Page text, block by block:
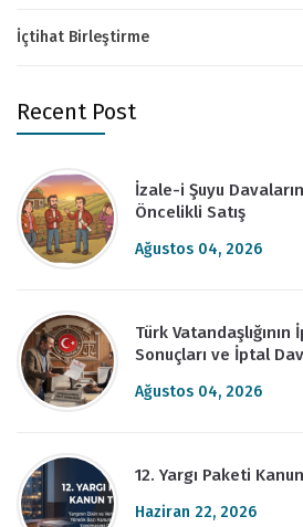
İçtihat Birleştirme
Recent Post
İzale-i Şuyu
Öncelikli Satış
Ağustos 04, 2026
Türk Vatandaşlığının
Sonuçları ve İptal
Ağustos 04, 2026
12. Yargı Paketi
Haziran 22, 2026